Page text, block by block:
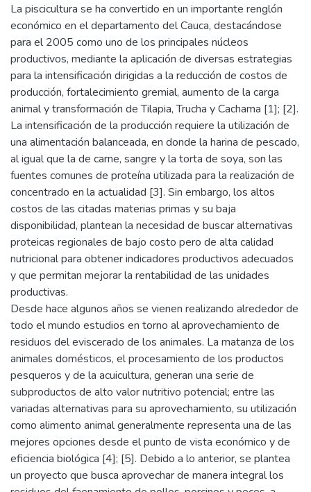
La piscicultura se ha convertido en un importante renglón
económico en el departamento del Cauca, destacándose
para el 2005 como uno de los principales núcleos
productivos, mediante la aplicación de diversas estrategias
para la intensificación dirigidas a la reducción de costos de
producción, fortalecimiento gremial, aumento de la carga
animal y transformación de Tilapia, Trucha y Cachama [1]; [2].
La intensificación de la producción requiere la utilización de
una alimentación balanceada, en donde la harina de pescado,
al igual que la de carne, sangre y la torta de soya, son las
fuentes comunes de proteína utilizada para la realización de
concentrado en la actualidad [3]. Sin embargo, los altos
costos de las citadas materias primas y su baja
disponibilidad, plantean la necesidad de buscar alternativas
proteicas regionales de bajo costo pero de alta calidad
nutricional para obtener indicadores productivos adecuados
y que permitan mejorar la rentabilidad de las unidades
productivas.
Desde hace algunos años se vienen realizando alrededor de
todo el mundo estudios en torno al aprovechamiento de
residuos del eviscerado de los animales. La matanza de los
animales domésticos, el procesamiento de los productos
pesqueros y de la acuicultura, generan una serie de
subproductos de alto valor nutritivo potencial; entre las
variadas alternativas para su aprovechamiento, su utilización
como alimento animal generalmente representa una de las
mejores opciones desde el punto de vista económico y de
eficiencia biológica [4]; [5]. Debido a lo anterior, se plantea
un proyecto que busca aprovechar de manera integral los